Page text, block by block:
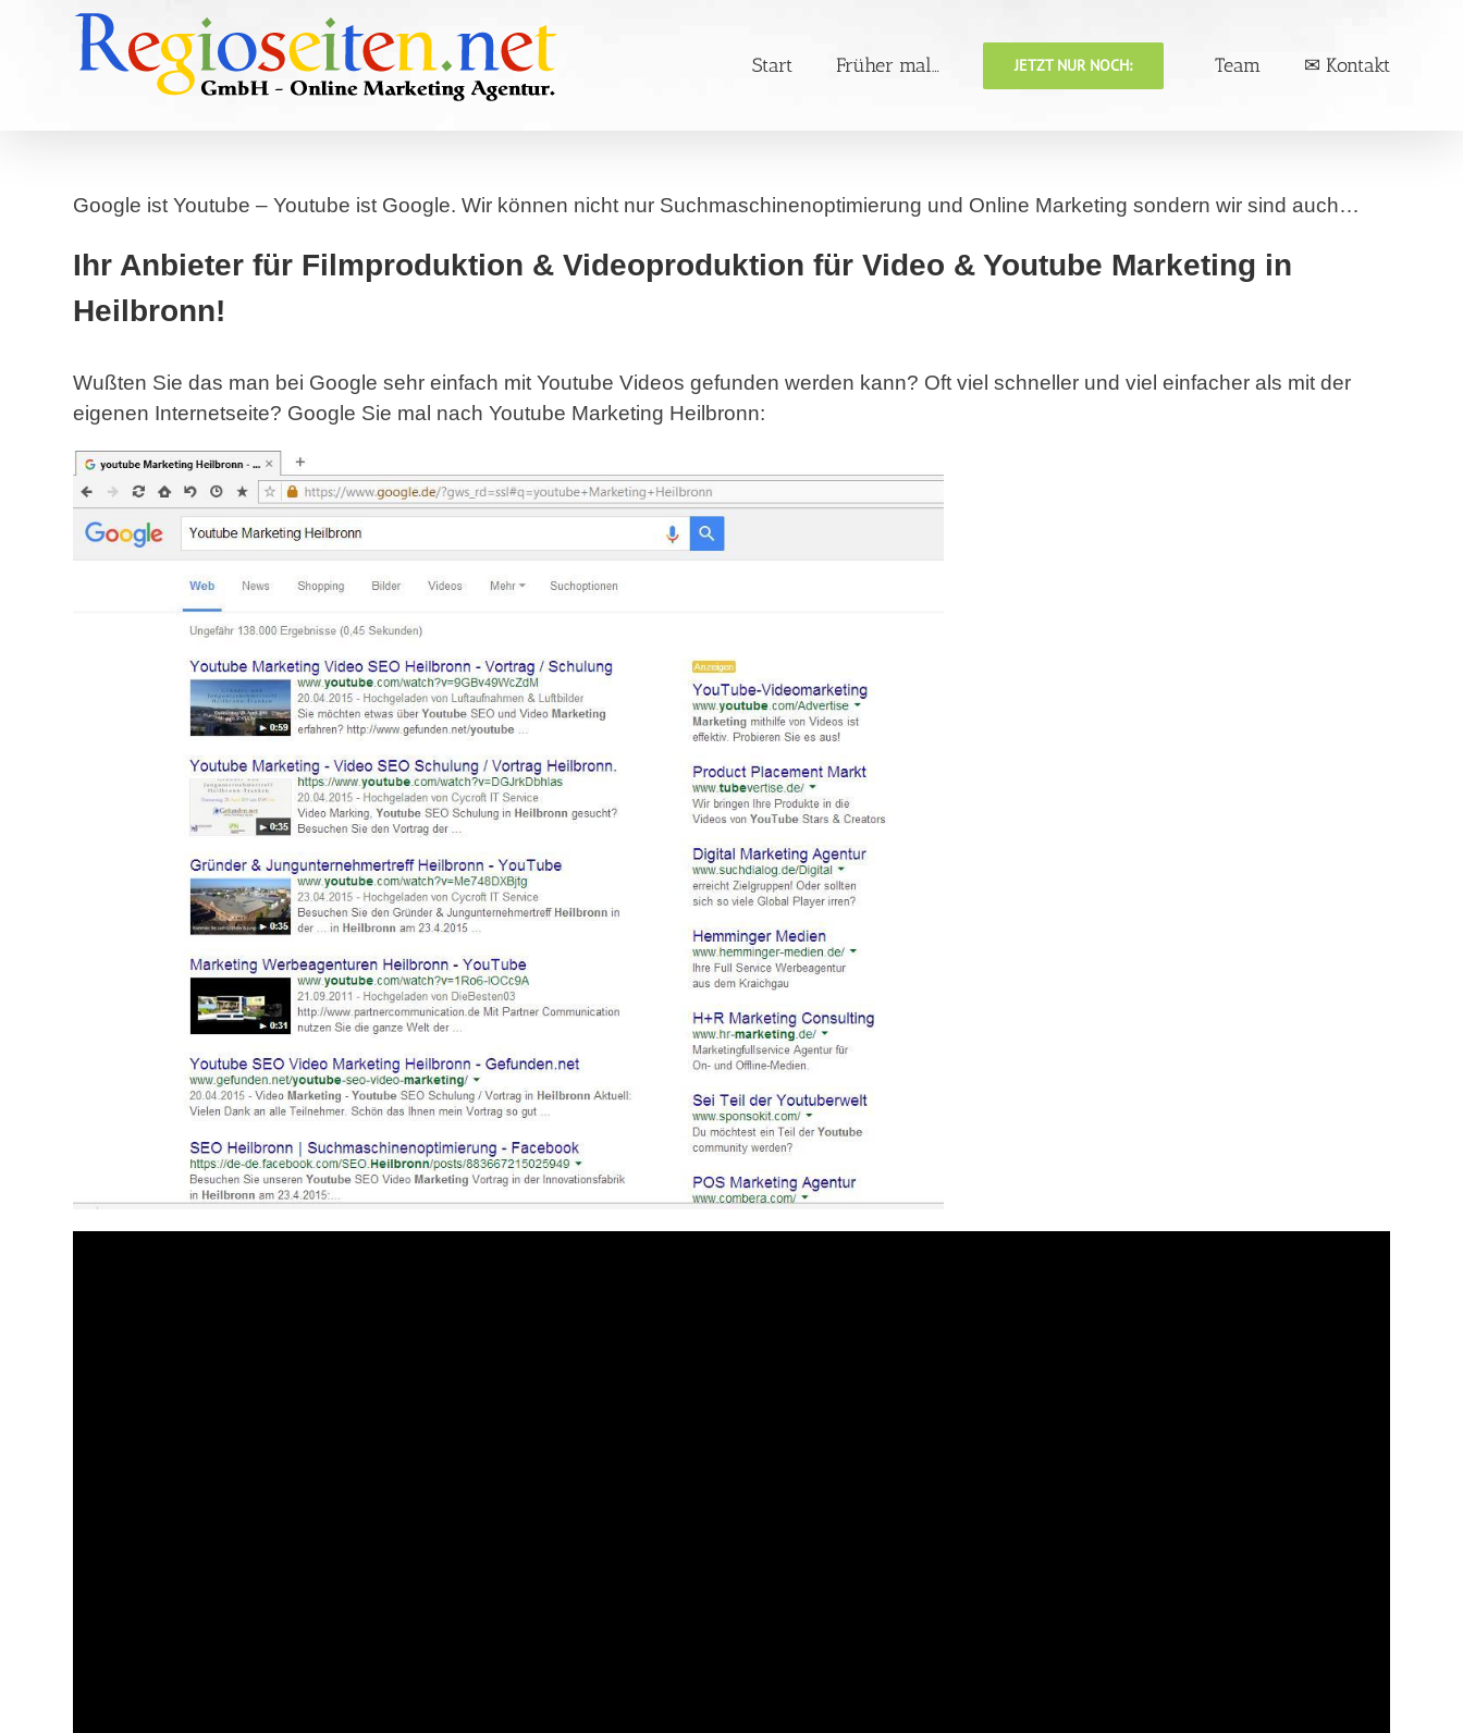
Start Früher mal… JETZT NUR NOCH: Team ✉ Kontakt
Google ist Youtube – Youtube ist Google. Wir können nicht nur Suchmaschinenoptimierung und Online Marketing sondern wir sind auch…
Ihr Anbieter für Filmproduktion & Videoproduktion für Video & Youtube Marketing in
Heilbronn!
Wußten Sie das man bei Google sehr einfach mit Youtube Videos gefunden werden kann? Oft viel schneller und viel einfacher als mit der
eigenen Internetseite? Google Sie mal nach Youtube Marketing Heilbronn: